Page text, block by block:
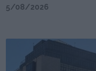
5/08/2026